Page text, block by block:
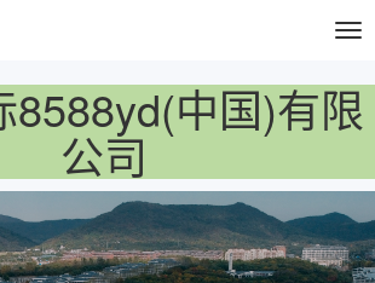
8588yd(中国)有限
公司